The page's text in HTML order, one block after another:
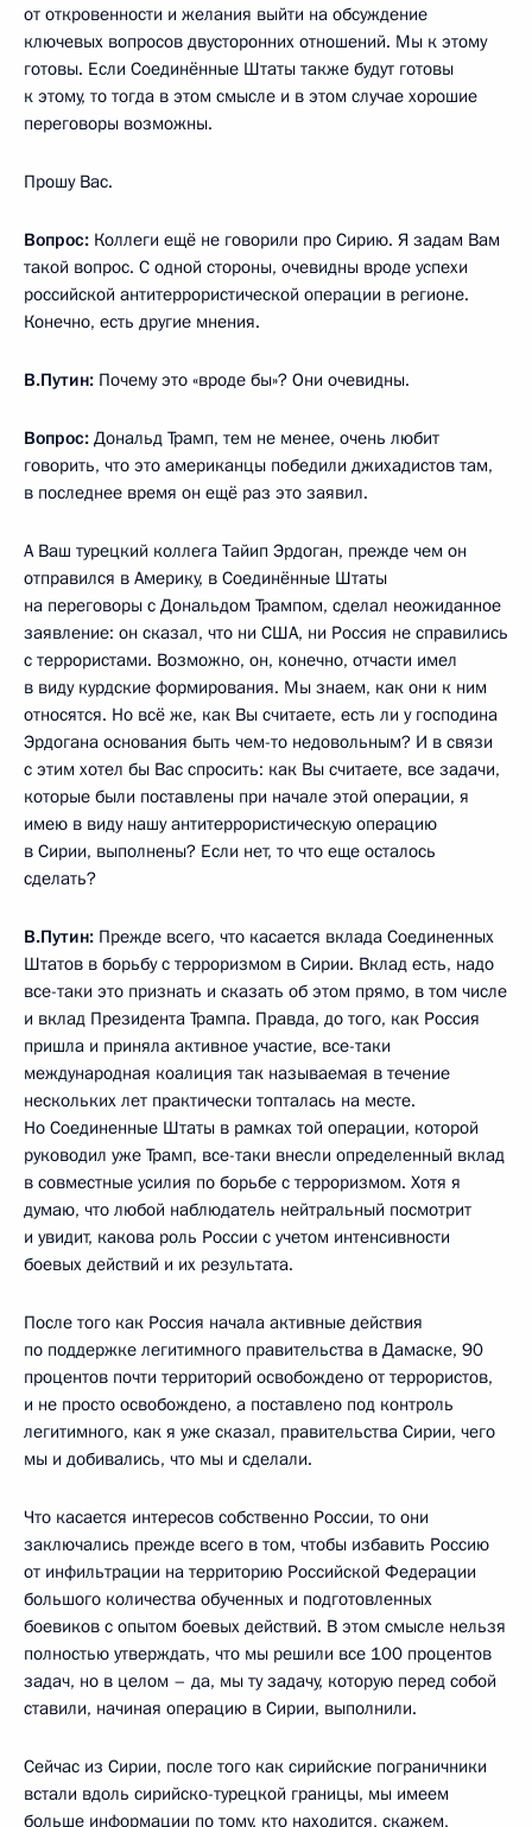
от откровенности и желания выйти на обсуждение
ключевых вопросов двусторонних отношений. Мы к этому
готовы. Если Соединённые Штаты также будут готовы
к этому, то тогда в этом смысле и в этом случае хорошие
переговоры возможны.
Прошу Вас.
Вопрос: Коллеги ещё не говорили про Сирию. Я задам Вам
такой вопрос. С одной стороны, очевидны вроде успехи
российской антитеррористической операции в регионе.
Конечно, есть другие мнения.
В.Путин: Почему это «вроде бы»? Они очевидны.
Вопрос: Дональд Трамп, тем не менее, очень любит
говорить, что это американцы победили джихадистов там,
в последнее время он ещё раз это заявил.
А Ваш турецкий коллега Тайип Эрдоган, прежде чем он
отправился в Америку, в Соединённые Штаты
на переговоры с Дональдом Трампом, сделал неожиданное
заявление: он сказал, что ни США, ни Россия не справились
с террористами. Возможно, он, конечно, отчасти имел
в виду курдские формирования. Мы знаем, как они к ним
относятся. Но всё же, как Вы считаете, есть ли у господина
Эрдогана основания быть чем-то недовольным? И в связи
с этим хотел бы Вас спросить: как Вы считаете, все задачи,
которые были поставлены при начале этой операции, я
имею в виду нашу антитеррористическую операцию
в Сирии, выполнены? Если нет, то что еще осталось
сделать?
В.Путин: Прежде всего, что касается вклада Соединенных
Штатов в борьбу с терроризмом в Сирии. Вклад есть, надо
все-таки это признать и сказать об этом прямо, в том числе
и вклад Президента Трампа. Правда, до того, как Россия
пришла и приняла активное участие, все-таки
международная коалиция так называемая в течение
нескольких лет практически топталась на месте.
Но Соединенные Штаты в рамках той операции, которой
руководил уже Трамп, все-таки внесли определенный вклад
в совместные усилия по борьбе с терроризмом. Хотя я
думаю, что любой наблюдатель нейтральный посмотрит
и увидит, какова роль России с учетом интенсивности
боевых действий и их результата.
После того как Россия начала активные действия
по поддержке легитимного правительства в Дамаске, 90
процентов почти территорий освобождено от террористов,
и не просто освобождено, а поставлено под контроль
легитимного, как я уже сказал, правительства Сирии, чего
мы и добивались, что мы и сделали.
Что касается интересов собственно России, то они
заключались прежде всего в том, чтобы избавить Россию
от инфильтрации на территорию Российской Федерации
большого количества обученных и подготовленных
боевиков с опытом боевых действий. В этом смысле нельзя
полностью утверждать, что мы решили все 100 процентов
задач, но в целом – да, мы ту задачу, которую перед собой
ставили, начиная операцию в Сирии, выполнили.
Сейчас из Сирии, после того как сирийские пограничники
встали вдоль сирийско-турецкой границы, мы имеем
больше информации по тому, кто находится, скажем,